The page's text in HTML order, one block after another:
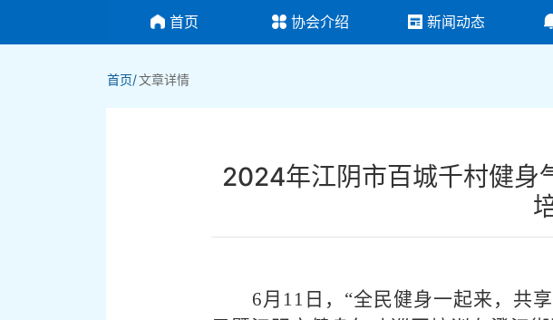
首页 协会介绍 新闻动态
首页/文章详情
2024年江阴市百城千村健身
6月11日，“全民健身一起来，共